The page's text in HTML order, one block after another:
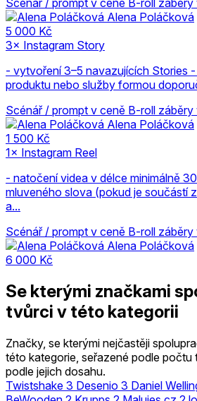
Alena Poláčková
5 000 Kč
3× Instagram Story
- vytvoření 3–5 navazujících Stories
produktu nebo služby formou
Scénář / prompt v ceně B-roll záběry
Alena Poláčková
1 500 Kč
1× Instagram Reel
- natočení videa v délce minimálně
mluveného slova (pokud je součástí
a...
Scénář / prompt v ceně B-roll záběry
Alena Poláčková
6 000 Kč
Se kterými značkami
tvůrci v této kategorii
Značky, se kterými nejčastěji
této kategorie, seřazené podle počtu
podle jejich dosahu.
Twistshake 3 Desenio 3 Daniel